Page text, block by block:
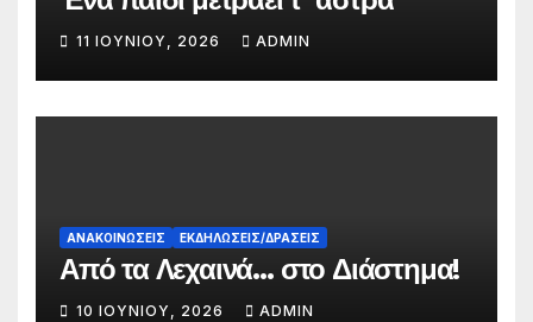
11 ΙΟΥΝΊΟΥ, 2026 ADMIN
ΑΝΑΚΟΙΝΏΣΕΙΣ ΕΚΔΗΛΏΣΕΙΣ/ΔΡΆΣΕΙΣ
Από τα Λεχαινά… στο Διάστημα!
10 ΙΟΥΝΊΟΥ, 2026 ADMIN